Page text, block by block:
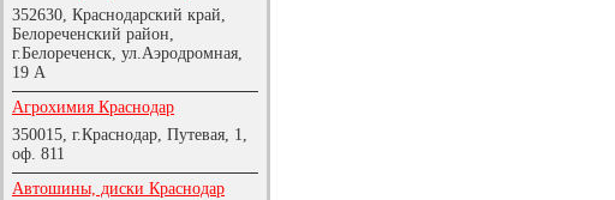
352630, Краснодарский край,
Белореченский район,
г.Белореченск, ул.Аэродромная,
19 А
Агрохимия Краснодар
350015, г.Краснодар, Путевая, 1,
оф. 811
Автошины, диски Краснодар